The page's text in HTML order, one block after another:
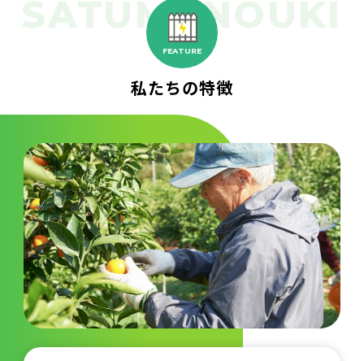
FEATURE
私たちの特徴